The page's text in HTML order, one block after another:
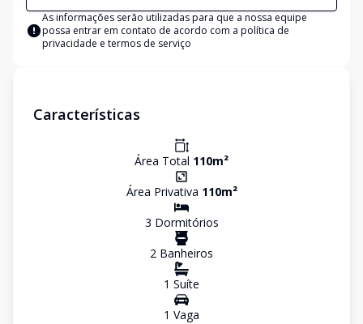
As informações serão utilizadas para que a nossa equipe
possa entrar em contato de acordo com a política de
privacidade e termos de serviço
Características
Área Total 110m²
Área Privativa 110m²
3 Dormitórios
2 Banheiros
1 Suíte
1 Vaga